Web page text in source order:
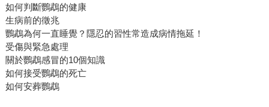
如何判斷鸚鵡的健康
生病前的徵兆
鸚鵡為何一直睡覺？隱忍的習性常造成病情拖延！
受傷與緊急處理
關於鸚鵡感冒的10個知識
如何接受鸚鵡的死亡
如何安葬鸚鵡